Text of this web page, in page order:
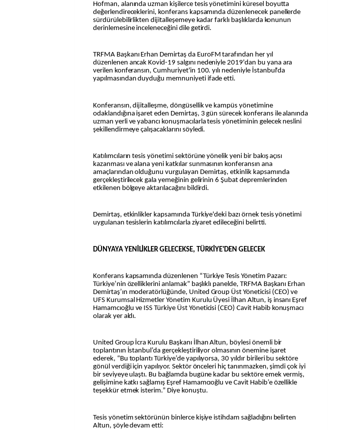
Hofman, alanında uzman kişilerce tesis yönetimini küresel boyutta
değerlendireceklerini, konferans kapsamında düzenlenecek panellerde
sürdürülebilirlikten dijitalleşemeye kadar farklı başlıklarda konunun
derinlemesine inceleneceğini dile getirdi.
TRFMA Başkanı Erhan Demirtaş da EuroFM tarafından her yıl
düzenlenen ancak Kovid-19 salgını nedeniyle 2019'dan bu yana ara
verilen konferansın, Cumhuriyet'in 100. yılı nedeniyle İstanbul'da
yapılmasından duyduğu memnuniyeti ifade etti.
Konferansın, dijitalleşme, döngüsellik ve kampüs yönetimine
odaklandığına işaret eden Demirtaş, 3 gün sürecek konferans ile alanında
uzman yerli ve yabancı konuşmacılarla tesis yönetiminin gelecek neslini
şekillendirmeye çalışacaklarını söyledi.
Katılımcıların tesis yönetimi sektörüne yönelik yeni bir bakış açısı
kazanması ve alana yeni katkılar sunmasının konferansın ana
amaçlarından olduğunu vurgulayan Demirtaş, etkinlik kapsamında
gerçekleştirilecek gala yemeğinin gelirinin 6 Şubat depremlerinden
etkilenen bölgeye aktarılacağını bildirdi.
Demirtaş, etkinlikler kapsamında Türkiye'deki bazı örnek tesis yönetimi
uygulanan tesislerin katılımcılarla ziyaret edileceğini belirtti.
DÜNYAYA YENİLİKLER GELECEKSE, TÜRKİYE'DEN GELECEK
Konferans kapsamında düzenlenen “Türkiye Tesis Yönetim Pazarı:
Türkiye’nin özelliklerini anlamak” başlıklı panelde, TRFMA Başkanı Erhan
Demirtaş’ın moderatörlüğünde, United Group Üst Yöneticisi (CEO) ve
UFS Kurumsal Hizmetler Yönetim Kurulu Üyesi İlhan Altun, iş insanı Eşref
Hamamcıoğlu ve ISS Türkiye Üst Yöneticisi (CEO) Cavit Habib konuşmacı
olarak yer aldı.
United Group İcra Kurulu Başkanı İlhan Altun, böylesi önemli bir
toplantının İstanbul’da gerçekleştiriliyor olmasının önemine işaret
ederek, “Bu toplantı Türkiye’de yapılıyorsa, 30 yıldır birileri bu sektöre
gönül verdiği için yapılıyor. Sektör önceleri hiç tanınmazken, şimdi çok iyi
bir seviyeye ulaştı. Bu bağlamda bugüne kadar bu sektöre emek vermiş,
gelişimine katkı sağlamış Eşref Hamamcıoğlu ve Cavit Habib’e özellikle
teşekkür etmek isterim.” Diye konuştu.
Tesis yönetim sektörünün binlerce kişiye istihdam sağladığını belirten
Altun, şöyle devam etti: